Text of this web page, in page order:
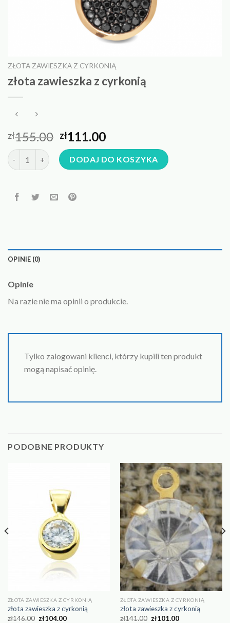
ZŁOTA ZAWIESZKA Z CYRKONIĄ
złota zawieszka z cyrkonią
zł155.00 zł111.00
ilość złota zawieszka z cyrkonią
DODAJ DO KOSZYKA
OPINIE (0)
Opinie
Na razie nie ma opinii o produkcie.
Tylko zalogowani klienci, którzy kupili ten produkt
mogą napisać opinię.
PODOBNE PRODUKTY
ZŁOTA ZAWIESZKA Z CYRKONIĄ
złota zawieszka z cyrkonią
zł146.00 zł104.00
ZŁOTA ZAWIESZKA Z CYRKONIĄ
złota zawieszka z cyrkonią
zł141.00 zł101.00